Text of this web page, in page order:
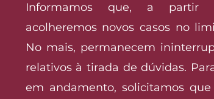
Informamos que, a partir
acolheremos novos casos no
No mais, permanecem
relativos à tirada de dúvidas.
em andamento, solicitamos